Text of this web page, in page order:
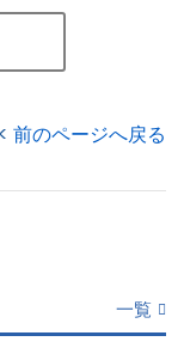
前のページへ戻る
一覧